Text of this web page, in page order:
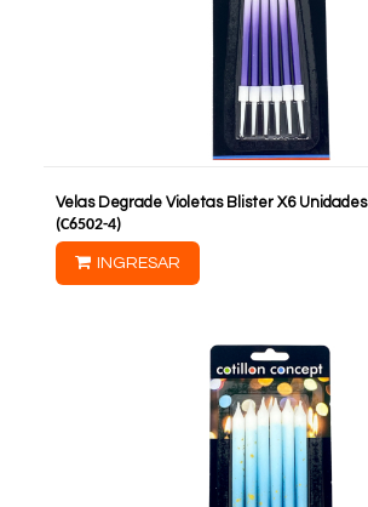
Velas Degrade Violetas Blister X6 Unidades
(C6502-4)
INGRESAR